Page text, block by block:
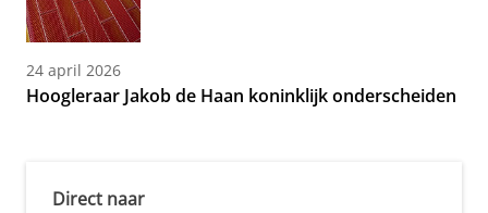
24 april 2026
Hoogleraar Jakob de Haan koninklijk onderscheiden
Direct naar